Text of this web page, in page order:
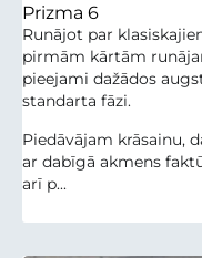
Prizma 6
Runājot par
pirmām kārtām
pieejami dažādos
standarta fāzi.
Piedāvājam krāsainu,
ar dabīgā akmens
arī p...